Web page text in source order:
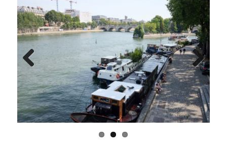
Previous Next